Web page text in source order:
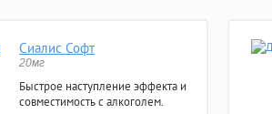
Сиалис Софт
20мг
Быстрое наступление эффекта и
совместимость с алкоголем.